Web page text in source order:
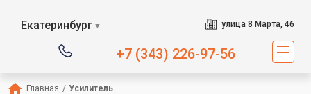
Екатеринбург ▼ улица 8 Марта, 46
+7 (343) 226-97-56
Главная / Усилитель